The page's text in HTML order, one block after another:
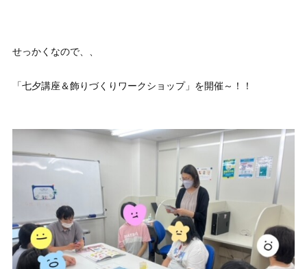
せっかくなので、、
「七夕講座＆飾りづくりワークショップ」を開催～！！